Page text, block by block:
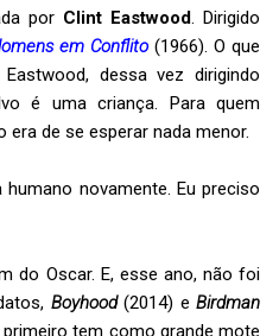
por Clint Eastwood. Dirigido
em Conflito (1966). O que
dessa vez dirigindo
é uma criança. Para quem
de se esperar nada menor.
novamente. Eu preciso
do Oscar. E, esse ano, não foi
Boyhood(2014) eBirdman
tem como grande mote